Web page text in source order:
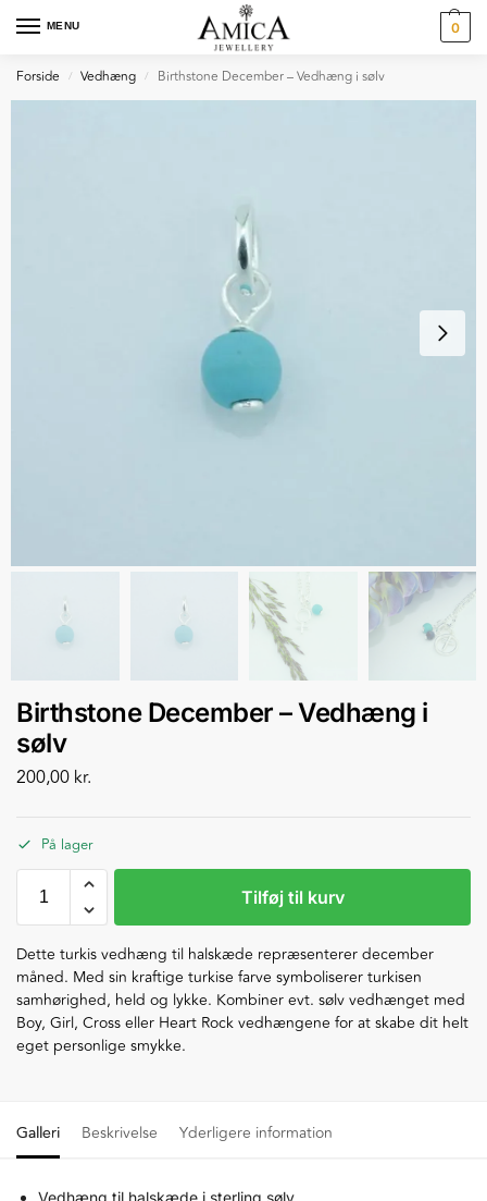
MENU 0
Forside / Vedhæng / Birthstone December – Vedhæng i sølv
Birthstone December – Vedhæng i
sølv
200,00 kr.
På lager
Tilføj til kurv
Dette turkis vedhæng til halskæde repræsenterer december
måned. Med sin kraftige turkise farve symboliserer turkisen
samhørighed, held og lykke. Kombiner evt. sølv vedhænget med
Boy, Girl, Cross eller Heart Rock vedhængene for at skabe dit helt
eget personlige smykke.
Galleri Beskrivelse Yderligere information
Vedhæng til halskæde i sterling sølv